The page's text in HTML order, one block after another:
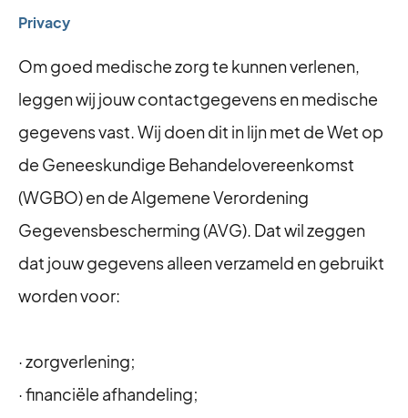
Privacy
Om goed medische zorg te kunnen verlenen,
leggen wij jouw contactgegevens en medische
gegevens vast. Wij doen dit in lijn met de Wet op
de Geneeskundige Behandelovereenkomst
(WGBO) en de Algemene Verordening
Gegevensbescherming (AVG). Dat wil zeggen
dat jouw gegevens alleen verzameld en gebruikt
worden voor:
· zorgverlening;
· financiële afhandeling;